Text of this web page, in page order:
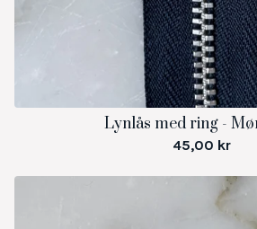
Lynlås med ring -
45,00 kr